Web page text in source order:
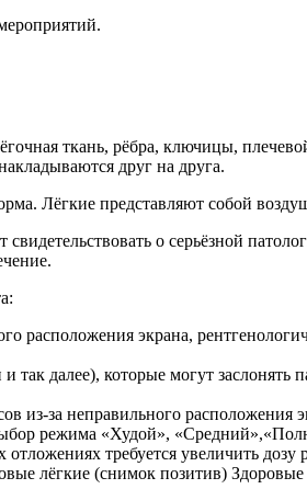
ткань, рёбра, ключицы,
друг на друга.
Лёгкие представляют собой
о серьёзной
расположения экрана,
далее), которые могут заслонять
из-за неправильного расположения
режима «Худой»,
требуется увеличить дозу
лёгкие (снимок позитив)